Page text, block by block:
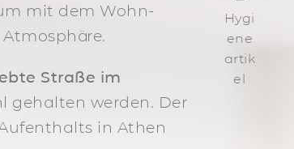
mit dem Wohn-
Straße im
gehalten werden. Der
in Athen
Hygi
ene
artik
el